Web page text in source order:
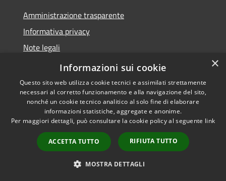
Amministrazione trasparente
Informativa privacy
Note legali
Dichiarazione di accessibilità
Accessibilità
Copyright © 2026 • Comune di
Treviolo • Powered by
Municipium•
Accesso
redazione
×
Informazioni sui cookie
Questo sito web utilizza cookie tecnici e assimilati strettamente
necessari al corretto funzionamento e alla navigazione del sito,
nonché un cookie tecnico analitico al solo fine di elaborare
informazioni statistiche, aggregate e anonime.
Per maggiori dettagli, può consultare la cookie policy al seguente link
ACCETTA TUTTO RIFIUTA TUTTO
MOSTRA DETTAGLI